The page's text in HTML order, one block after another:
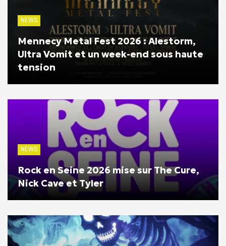
NEWS
Mennecy Metal Fest 2026 : Alestorm,
Ultra Vomit et un week-end sous haute
tension
NEWS
Rock en Seine 2026 mise sur The Cure,
Nick Cave et Tyler